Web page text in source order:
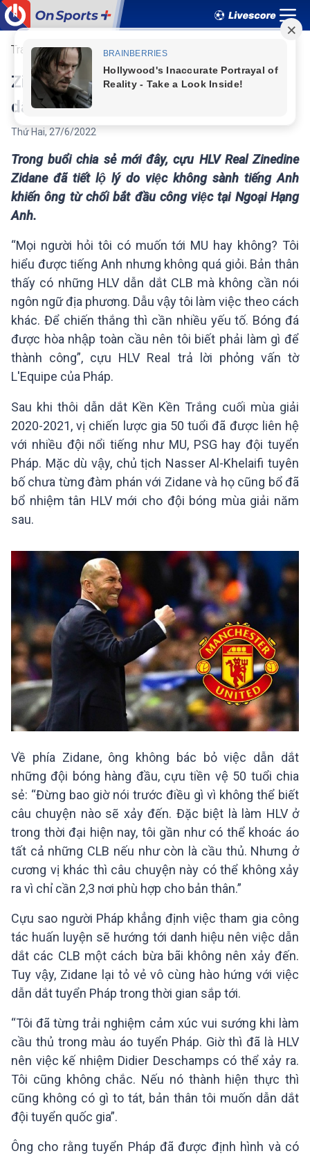
Trang chủ Quốc tế
Zidane tiết lộ lý do bất ngờ từ chối
dẫn dắt MU
Thứ Hai, 27/6/2022
Trong buổi chia sẻ mới đây, cựu HLV Real Zinedine
Zidane đã tiết lộ lý do việc không sành tiếng Anh
khiến ông từ chối bắt đầu công việc tại Ngoại Hạng
Anh.
“Mọi người hỏi tôi có muốn tới MU hay không? Tôi
hiểu được tiếng Anh nhưng không quá giỏi. Bản thân
thấy có những HLV dẫn dắt CLB mà không cần nói
ngôn ngữ địa phương. Dẫu vậy tôi làm việc theo cách
khác. Để chiến thắng thì cần nhiều yếu tố. Bóng đá
được hòa nhập toàn cầu nên tôi biết phải làm gì để
thành công”, cựu HLV Real trả lời phỏng vấn tờ
L'Equipe của Pháp.
Sau khi thôi dẫn dắt Kền Kền Trắng cuối mùa giải
2020-2021, vị chiến lược gia 50 tuổi đã được liên hệ
với nhiều đội nổi tiếng như MU, PSG hay đội tuyển
Pháp. Mặc dù vậy, chủ tịch Nasser Al-Khelaifi tuyên
bố chưa từng đàm phán với Zidane và họ cũng bổ đã
bổ nhiệm tân HLV mới cho đội bóng mùa giải năm
sau.
Về phía Zidane, ông không bác bỏ việc dẫn dắt
những đội bóng hàng đầu, cựu tiền vệ 50 tuổi chia
sẻ: “Đừng bao giờ nói trước điều gì vì không thể biết
câu chuyện nào sẽ xảy đến. Đặc biệt là làm HLV ở
trong thời đại hiện nay, tôi gần như có thể khoác áo
tất cả những CLB nếu như còn là cầu thủ. Nhưng ở
cương vị khác thì câu chuyện này có thể không xảy
ra vì chỉ cần 2,3 nơi phù hợp cho bản thân.”
Cựu sao người Pháp khẳng định việc tham gia công
tác huấn luyện sẽ hướng tới danh hiệu nên việc dẫn
dắt các CLB một cách bừa bãi không nên xảy đến.
Tuy vậy, Zidane lại tỏ vẻ vô cùng hào hứng với việc
dẫn dắt tuyển Pháp trong thời gian sắp tới.
“Tôi đã từng trải nghiệm cảm xúc vui sướng khi làm
cầu thủ trong màu áo tuyển Pháp. Giờ thì đã là HLV
nên việc kế nhiệm Didier Deschamps có thể xảy ra.
Tôi cũng không chắc. Nếu nó thành hiện thực thì
cũng không có gì to tát, bản thân tôi muốn dẫn dắt
đội tuyển quốc gia”.
Ông cho rằng tuyển Pháp đã được định hình và có